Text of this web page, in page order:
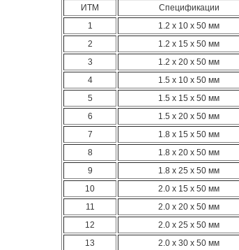
ИТМ
Спецификации
1
1.2 х 10 х 50 мм
2
1.2 х 15 х 50 мм
3
1.2 х 20 х 50 мм
4
1.5 х 10 х 50 мм
5
1.5 х 15 х 50 мм
6
1.5 х 20 х 50 мм
7
1.8 х 15 х 50 мм
8
1.8 х 20 х 50 мм
9
1.8 х 25 х 50 мм
10
2.0 х 15 х 50 мм
11
2.0 х 20 х 50 мм
12
2.0 х 25 х 50 мм
13
2.0 х 30 х 50 мм